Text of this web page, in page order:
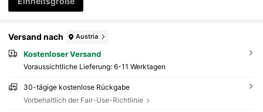
oßartige Geschenkidee für Halloween, Weihnachten und Geh
Versand nach Austria
Kostenloser Versand
Voraussichtliche Lieferung: 6-11 Werktagen
30-tägige kostenlose Rückgabe
Vorbehaltlich der Fair-Use-Richtlinie